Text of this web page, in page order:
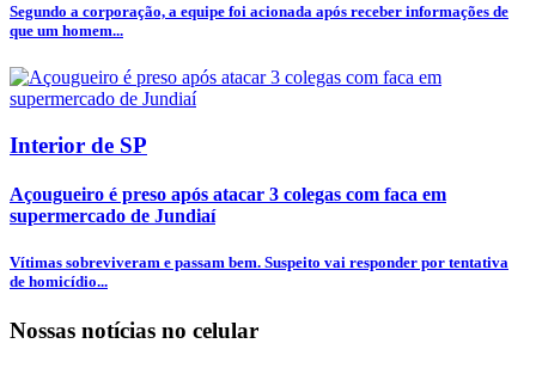
Segundo a corporação, a equipe foi acionada após receber informações de
que um homem...
Interior de SP
Açougueiro é preso após atacar 3 colegas com faca em
supermercado de Jundiaí
Vítimas sobreviveram e passam bem. Suspeito vai responder por tentativa
de homicídio...
Nossas notícias no celular